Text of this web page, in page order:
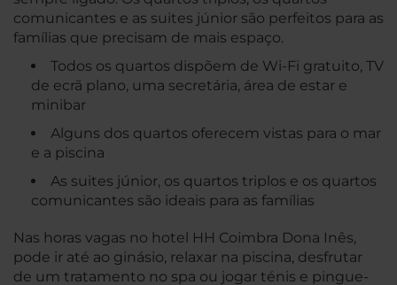
comunicantes e as suites júnior são perfeitos para as
famílias que precisam de mais espaço.
Todos os quartos dispõem de Wi-Fi gratuito, TV
de ecrã plano, uma secretária, área de estar e
minibar
Alguns dos quartos oferecem vistas para o mar
e a piscina
As suites júnior, os quartos triplos e os quartos
comunicantes são ideais para as famílias
Nas horas vagas no hotel HH Coimbra Dona Inês,
pode ir até ao ginásio, relaxar na piscina, desfrutar
de um tratamento no spa ou jogar ténis e pingue-